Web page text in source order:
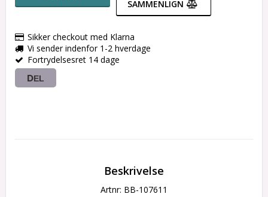
SAMMENLIGN
Sikker checkout med Klarna
Vi sender indenfor 1-2 hverdage
Fortrydelsesret 14 dage
DEL
Beskrivelse
Artnr: BB-107611